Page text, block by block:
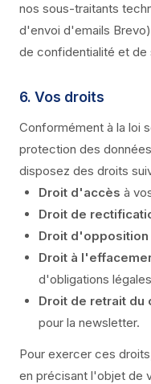
nos sous-traitants
d'envoi d'emails
de confidentialité et de
6. Vos droits
Conformément à la loi
protection des
disposez des droits
Droit d'accès à
Droit de
Droit d'opposition
Droit à
d'obligations
Droit de retrait du
pour la newsletter.
Pour exercer ces
en précisant l'objet de